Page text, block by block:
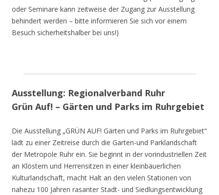
oder Seminare kann zeitweise der Zugang zur Ausstellung
behindert werden – bitte informieren Sie sich vor einem
Besuch sicherheitshalber bei uns!)
Ausstellung: Regionalverband Ruhr
Grün Auf! – Gärten und Parks im Ruhrgebiet
Die Ausstellung „GRÜN AUF! Gärten und Parks im Ruhrgebiet“
lädt zu einer Zeitreise durch die Garten-und Parklandschaft
der Metropole Ruhr ein. Sie beginnt in der vorindustriellen Zeit
an Klöstern und Herrensitzen in einer kleinbäuerlichen
Kulturlandschaft, macht Halt an den vielen Stationen von
nahezu 100 Jahren rasanter Stadt- und Siedlungsentwicklung